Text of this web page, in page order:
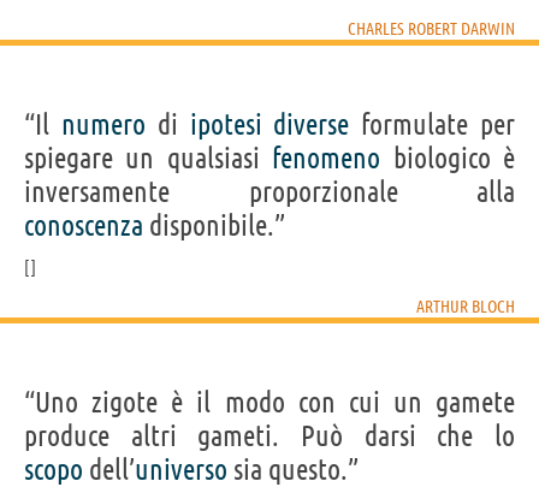
CHARLES ROBERT DARWIN
“Il numero di ipotesi diverse formulate per
spiegare un qualsiasi fenomeno biologico è
inversamente proporzionale alla
conoscenza disponibile.”
ARTHUR BLOCH
“Uno zigote è il modo con cui un gamete
produce altri gameti. Può darsi che lo
scopo dell’universo sia questo.”